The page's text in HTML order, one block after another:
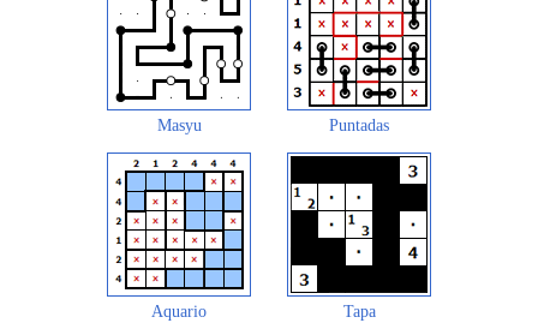
Masyu Puntadas
Aquario Tapa